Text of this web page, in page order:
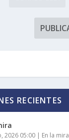
RECIENTES
2026 05:00 | En la mira